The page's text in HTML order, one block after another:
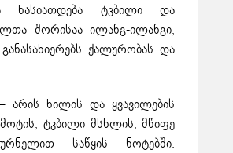
ხასიათდება ტკბილი და
შორისაა ილანგ-ილანგი,
ქალურობას და
არის ხილის და ყვავილების
ტკბილი მსხლის, მწიფე
საწყის ნოტებში.